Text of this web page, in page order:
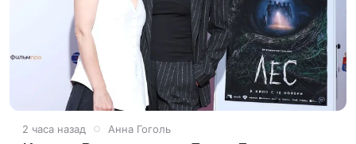
2 часа назад Анна Гоголь